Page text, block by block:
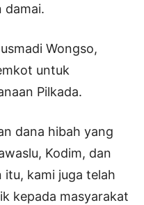
damai.
Wongso,
untuk
Pilkada.
dana hibah yang
Kodim, dan
itu, kami juga telah
kepada masyarakat